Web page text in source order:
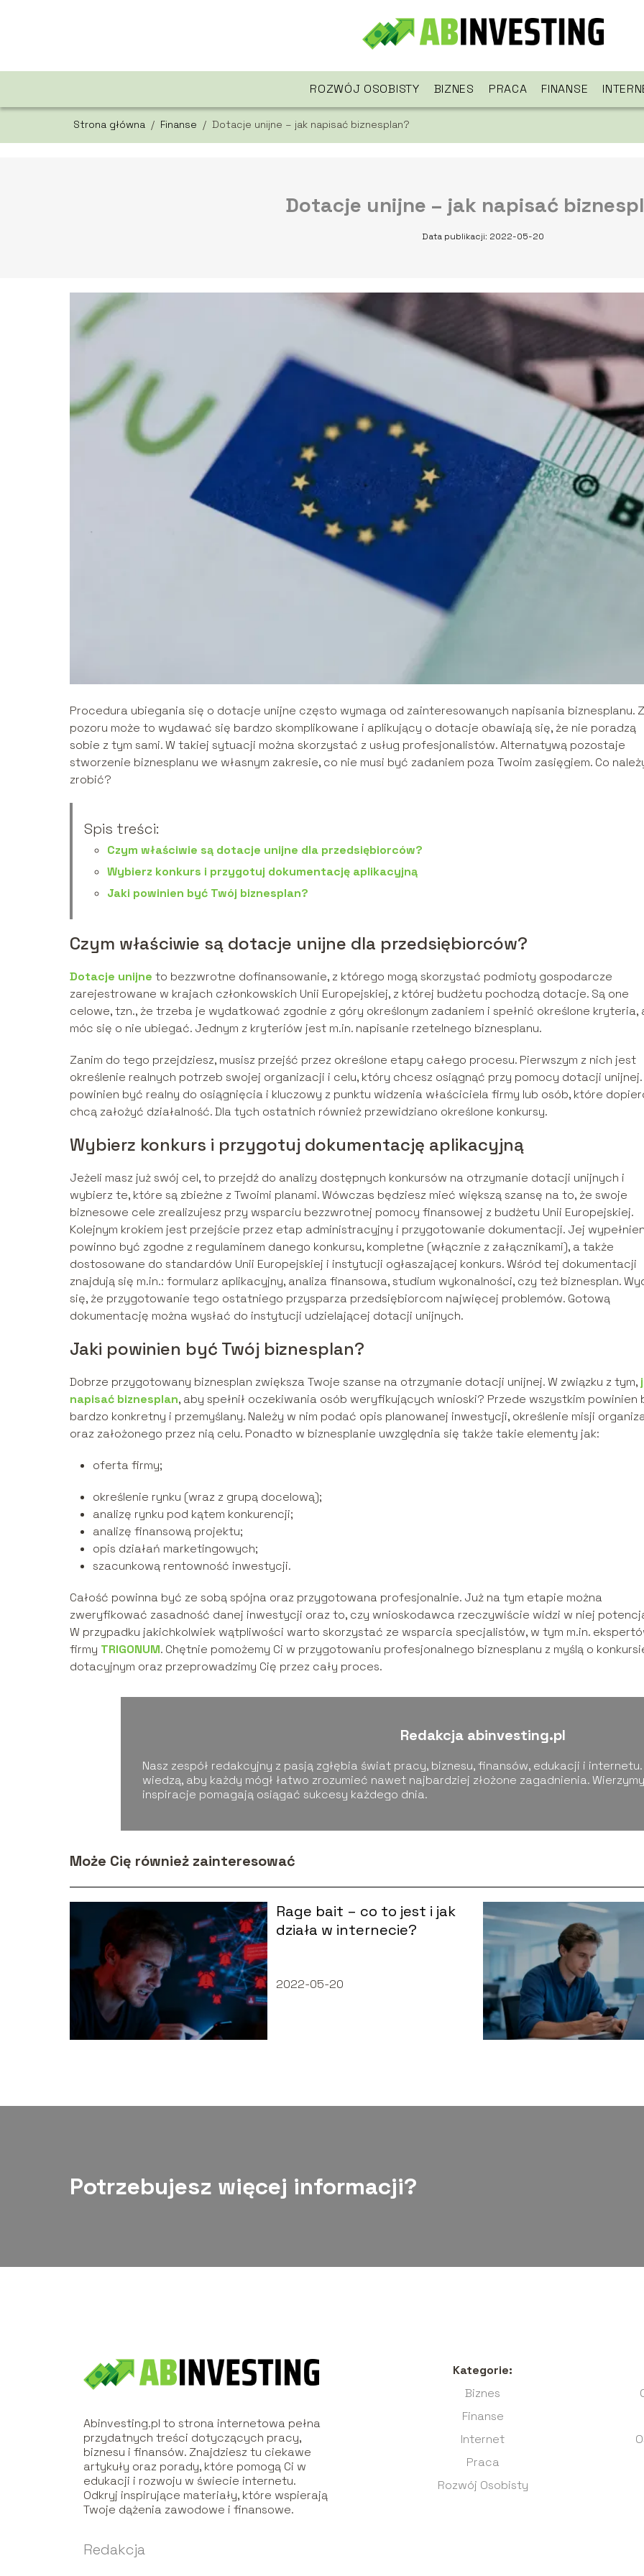
ROZWÓJ OSOBISTY BIZNES PRACA FINANSE
Strona główna / Finanse / Dotacje unijne – jak napisać biznesplan?
Dotacje unijne – jak napisać
Data publikacji: 2022-05-20
Procedura ubiegania się o dotacje unijne często wymaga od zainteresowanych napisania biznesplanu. Z
pozoru może to wydawać się bardzo skomplikowane i aplikujący o dotacje obawiają się, że nie poradzą
sobie z tym sami. W takiej sytuacji można skorzystać z usług profesjonalistów. Alternatywą pozostaje
stworzenie biznesplanu we własnym zakresie, co nie musi być zadaniem poza Twoim zasięgiem. Co
zrobić?
Spis treści:
Czym właściwie są dotacje unijne dla przedsiębiorców?
Wybierz konkurs i przygotuj dokumentację aplikacyjną
Jaki powinien być Twój biznesplan?
Czym właściwie są dotacje unijne dla przedsiębiorców?
Dotacje unijne to bezzwrotne dofinansowanie, z którego mogą skorzystać podmioty gospodarcze
zarejestrowane w krajach członkowskich Unii Europejskiej, z której budżetu pochodzą dotacje. Są one
celowe, tzn., że trzeba je wydatkować zgodnie z góry określonym zadaniem i spełnić określone kryteria,
móc się o nie ubiegać. Jednym z kryteriów jest m.in. napisanie rzetelnego biznesplanu.
Zanim do tego przejdziesz, musisz przejść przez określone etapy całego procesu. Pierwszym z nich jest
określenie realnych potrzeb swojej organizacji i celu, który chcesz osiągnąć przy pomocy dotacji unijnej.
powinien być realny do osiągnięcia i kluczowy z punktu widzenia właściciela firmy lub osób, które
chcą założyć działalność. Dla tych ostatnich również przewidziano określone konkursy.
Wybierz konkurs i przygotuj dokumentację aplikacyjną
Jeżeli masz już swój cel, to przejdź do analizy dostępnych konkursów na otrzymanie dotacji unijnych i
wybierz te, które są zbieżne z Twoimi planami. Wówczas będziesz mieć większą szansę na to, że swoje
biznesowe cele zrealizujesz przy wsparciu bezzwrotnej pomocy finansowej z budżetu Unii Europejskiej.
Kolejnym krokiem jest przejście przez etap administracyjny i przygotowanie dokumentacji. Jej
powinno być zgodne z regulaminem danego konkursu, kompletne (włącznie z załącznikami), a także
dostosowane do standardów Unii Europejskiej i instytucji ogłaszającej konkurs. Wśród tej dokumentacji
znajdują się m.in.: formularz aplikacyjny, analiza finansowa, studium wykonalności, czy też biznesplan.
się, że przygotowanie tego ostatniego przysparza przedsiębiorcom najwięcej problemów. Gotową
dokumentację można wysłać do instytucji udzielającej dotacji unijnych.
Jaki powinien być Twój biznesplan?
Dobrze przygotowany biznesplan zwiększa Twoje szanse na otrzymanie dotacji unijnej. W związku z tym,
napisać biznesplan, aby spełnił oczekiwania osób weryfikujących wnioski? Przede wszystkim powinien
bardzo konkretny i przemyślany. Należy w nim podać opis planowanej inwestycji, określenie misji
oraz założonego przez nią celu. Ponadto w biznesplanie uwzględnia się także takie elementy jak:
oferta firmy;
określenie rynku (wraz z grupą docelową);
analizę rynku pod kątem konkurencji;
analizę finansową projektu;
opis działań marketingowych;
szacunkową rentowność inwestycji.
Całość powinna być ze sobą spójna oraz przygotowana profesjonalnie. Już na tym etapie można
zweryfikować zasadność danej inwestycji oraz to, czy wnioskodawca rzeczywiście widzi w niej
W przypadku jakichkolwiek wątpliwości warto skorzystać ze wsparcia specjalistów, w tym m.in.
firmy TRIGONUM. Chętnie pomożemy Ci w przygotowaniu profesjonalnego biznesplanu z myślą o
dotacyjnym oraz przeprowadzimy Cię przez cały proces.
Redakcja abinvesting.pl
Nasz zespół redakcyjny z pasją zgłębia świat pracy, biznesu, finansów, edukacji i
wiedzą, aby każdy mógł łatwo zrozumieć nawet najbardziej złożone zagadnienia.
inspiracje pomagają osiągać sukcesy każdego dnia.
Może Cię również zainteresować
Rage bait – co to jest i jak
działa w internecie?
2022-05-20
Potrzebujesz więcej informacji?
Abinvesting.pl to strona internetowa pełna
przydatnych treści dotyczących pracy,
biznesu i finansów. Znajdziesz tu ciekawe
artykuły oraz porady, które pomogą Ci w
edukacji i rozwoju w świecie internetu.
Odkryj inspirujące materiały, które wspierają
Twoje dążenia zawodowe i finansowe.
Redakcja
Kategorie:
Biznes
Finanse
Internet
Praca
Rozwój Osobisty